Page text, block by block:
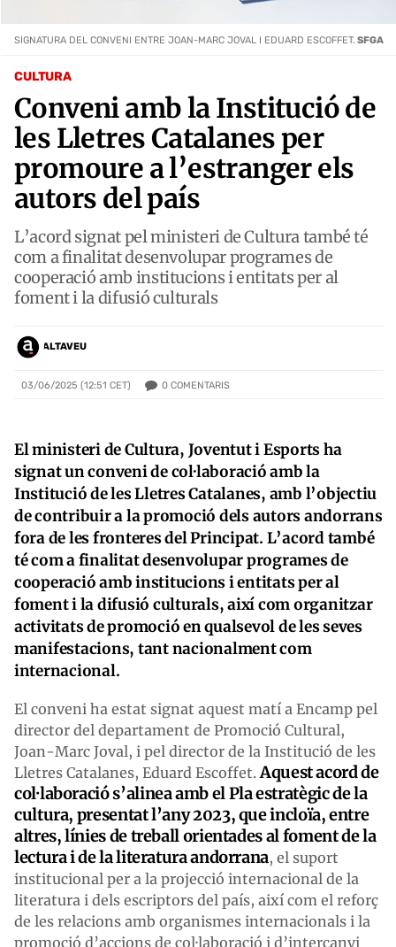
CULTURA
Conveni amb la Institució de
les Lletres Catalanes per
promoure a l’estranger els
autors del país
L’acord signat pel ministeri de Cultura també té
com a finalitat desenvolupar programes de
cooperació amb institucions i entitats per al
foment i la difusió culturals
ALTAVEU
03/06/2025 (12:51 CET) 0 COMENTARIS
SIGNATURA DEL CONVENI ENTRE JOAN-MARC JOVAL I EDUARD ESCOFFET. SFGA
El ministeri de Cultura, Joventut i Esports ha
signat un conveni de col·laboració amb la
Institució de les Lletres Catalanes, amb l’objectiu
de contribuir a la promoció dels autors andorrans
fora de les fronteres del Principat. L’acord també
té com a finalitat desenvolupar programes de
cooperació amb institucions i entitats per al
foment i la difusió culturals, així com organitzar
activitats de promoció en qualsevol de les seves
manifestacions, tant nacionalment com
internacional.
El conveni ha estat signat aquest matí a Encamp pel
director del departament de Promoció Cultural,
Joan-Marc Joval, i pel director de la Institució de les
Lletres Catalanes, Eduard Escoffet. Aquest acord de
col·laboració s’alinea amb el Pla estratègic de la
cultura, presentat l’any 2023, que incloïa, entre
altres, línies de treball orientades al foment de la
lectura i de la literatura andorrana, el suport
institucional per a la projecció internacional de la
literatura i dels escriptors del país, així com el reforç
de les relacions amb organismes internacionals i la
promoció d’accions de col·laboració i d’intercanvi